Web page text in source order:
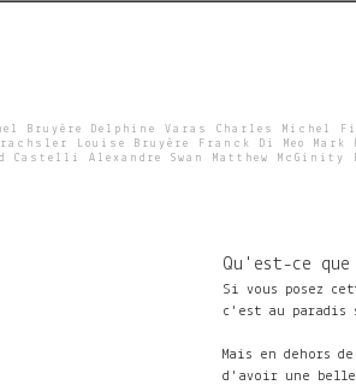
Bruyère Delphine Varas Charles Michel
Louise Bruyère Franck Di Meo
Castelli Alexandre Swan Matthew
Qu'est-ce
Si vous posez
c'est au paradis
Mais en dehors
d'avoir une